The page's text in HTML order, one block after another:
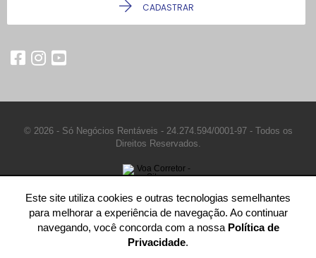
CADASTRAR
© 2026 - Só Negócios Rentáveis - 24.274.594/0001-97 - Todos os
Direitos Reservados.
Este site utiliza cookies e outras tecnologias semelhantes
para melhorar a experiência de navegação. Ao continuar
navegando, você concorda com a nossa Política de
Privacidade.